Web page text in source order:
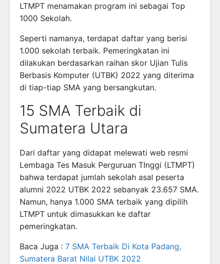
LTMPT menamakan program ini sebagai Top
1000 Sekolah.
Seperti namanya, terdapat daftar yang berisi
1.000 sekolah terbaik. Pemeringkatan ini
dilakukan berdasarkan raihan skor Ujian Tulis
Berbasis Komputer (UTBK) 2022 yang diterima
di tiap-tiap SMA yang bersangkutan.
15 SMA Terbaik di
Sumatera Utara
Dari daftar yang didapat melewati web resmi
Lembaga Tes Masuk Perguruan TInggi (LTMPT)
bahwa terdapat jumlah sekolah asal peserta
alumni 2022 UTBK 2022 sebanyak 23.657 SMA.
Namun, hanya 1.000 SMA terbaik yang dipilih
LTMPT untuk dimasukkan ke daftar
pemeringkatan.
Baca Juga : 7 SMA Terbaik Di Kota Padang,
Sumatera Barat Nilai UTBK 2022